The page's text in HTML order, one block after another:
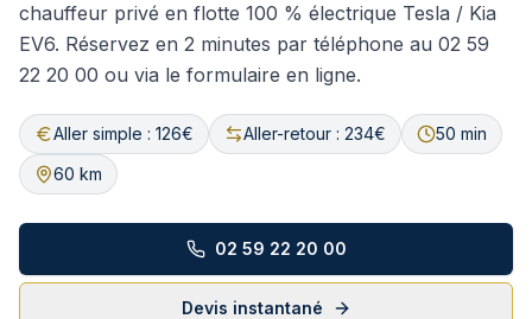
WhatsApp
chauffeur privé en flotte 100 % électrique Tesla / Kia
EV6. Réservez en 2 minutes par téléphone au 02 59
22 20 00 ou via le formulaire en ligne.
Aller simple : 126€ Aller-retour : 234€
50 min
60 km
02 59 22 20 00
Devis instantané